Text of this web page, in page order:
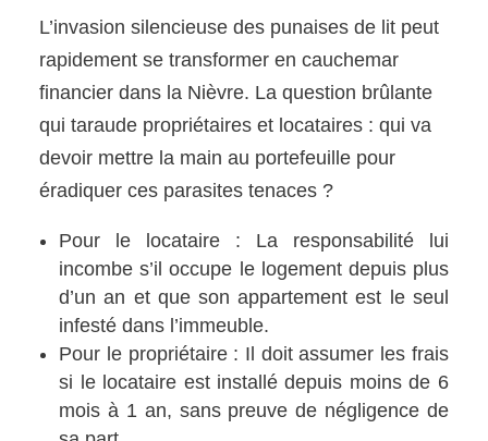
L’invasion silencieuse des punaises de lit peut
rapidement se transformer en cauchemar
financier dans la Nièvre. La question brûlante
qui taraude propriétaires et locataires : qui va
devoir mettre la main au portefeuille pour
éradiquer ces parasites tenaces ?
Pour le locataire : La responsabilité lui
incombe s’il occupe le logement depuis plus
d’un an et que son appartement est le seul
infesté dans l’immeuble.
Pour le propriétaire : Il doit assumer les frais
si le locataire est installé depuis moins de 6
mois à 1 an, sans preuve de négligence de